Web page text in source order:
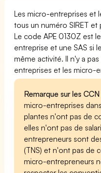
Les micro-entreprises et
tous un numéro SIRET
Le code APE 0130Z est
entreprise et une SAS si
même activité. Il n'y a
entreprises et les micro-
Remarque sur les
micro-entreprises
plantes n'ont pas de
elles n'ont pas de
entrepreneurs sont
(TNS) et n'ont pas de
micro-entrepreneurs